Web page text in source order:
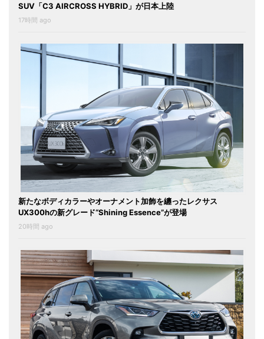
SUV「C3 AIRCROSS HYBRID」が日本上陸
17時間 ago
新たなボディカラーやオーナメント加飾を纏ったレクサス
UX300hの新グレード“Shining Essence”が登場
20時間 ago